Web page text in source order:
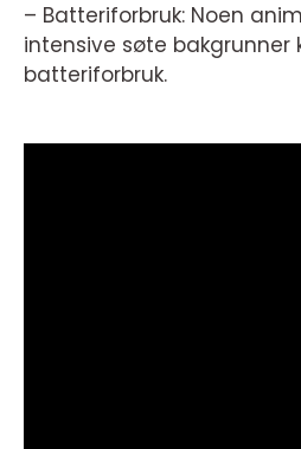
– Batteriforbruk: Noen
intensive søte bakgrunner
batteriforbruk.